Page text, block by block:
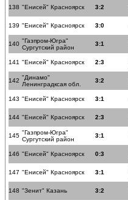
138 "Енисей" Красноярск 3:2
139 "Енисей" Красноярск 3:0
140 "Газпром-Югра"
Сургутский район
3:1
141 "Енисей" Красноярск 2:3
142 "Динамо"
Ленинградксая обл.
3:2
143 "Енисей" Красноярск 3:1
144 "Енисей" Красноярск 2:3
145 "Газпром-Югра"
Сургутский район
3:1
146 "Енисей" Красноярск 0:3
147 "Енисей" Красноярск 3:1
148 "Зенит" Казань 3:2